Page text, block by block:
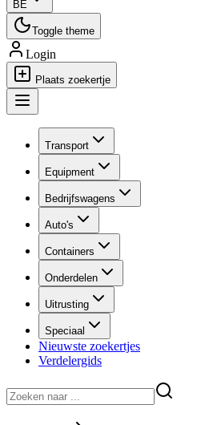
BE
Toggle theme
Login
Plaats zoekertje
Transport
Equipment
Bedrijfswagens
Auto's
Containers
Onderdelen
Uitrusting
Speciaal
Nieuwste zoekertjes
Verdelergids